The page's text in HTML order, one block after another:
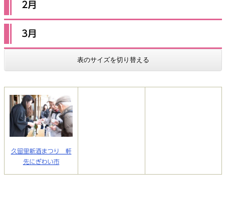
2月
3月
表のサイズを切り替える
久留里新酒まつり 軒
先にぎわい市